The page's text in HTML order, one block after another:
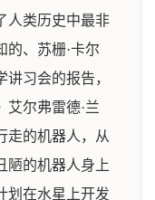
人类历史中最非
的、苏栅·卡尔
习会的报告，
艾尔弗雷德·兰
走的机器人，从
陋的机器人身上
划在水星上开发